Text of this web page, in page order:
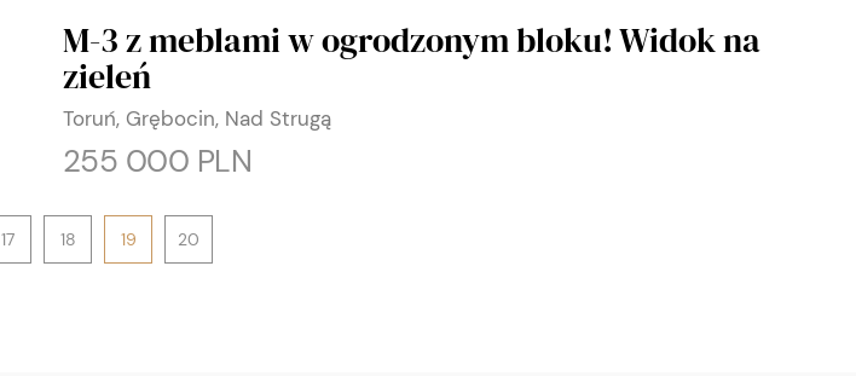
M-3 z meblami w ogrodzonym bloku! Widok na
zieleń
Toruń, Grębocin, Nad Strugą
255 000 PLN
17 18 19 20